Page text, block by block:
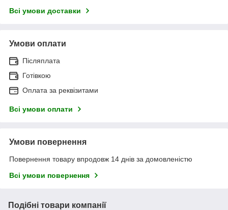
Всі умови доставки
Умови оплати
Післяплата
Готівкою
Оплата за реквізитами
Всі умови оплати
Умови повернення
Повернення товару впродовж 14 днів за домовленістю
Всі умови повернення
Подібні товари компанії